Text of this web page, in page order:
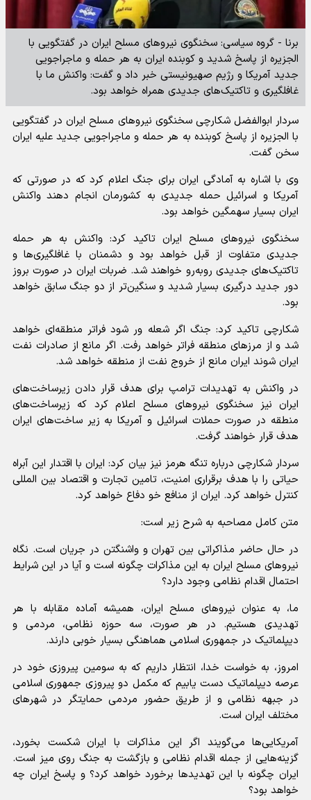
برنا - گروه سیاسی: سخنگوی نیرو‌های مسلح ایران در گفتگویی با
الجزیره از پاسخ شدید و کوبنده ایران به هر حمله و ماجراجویی
جدید آمریکا و رژیم صهیونیستی خبر داد و گفت: واکنش ما با
غافلگیری و تاکتیک‌های جدیدی همراه خواهد بود.
سردار ابوالفضل شکارچی سخنگوی نیرو‌های مسلح ایران در گفتگویی
با الجزیره از پاسخ کوبنده به هر حمله و ماجراجویی جدید علیه ایران
سخن گفت.
وی با اشاره به آمادگی ایران برای جنگ اعلام کرد که در صورتی که
آمریکا و اسرائیل حمله جدیدی به کشورمان انجام دهند واکنش
ایران بسیار سهمگین خواهد بود.
سخنگوی نیرو‌های مسلح ایران تاکید کرد: واکنش به هر حمله
جدیدی متفاوت از قبل خواهد بود و دشمنان با غافلگیری‌ها و
تاکتیک‌های جدیدی رو‌به‌رو خواهند شد. ضربات ایران در صورت بروز
دور جدید درگیری بسیار شدید و سنگین‌تر از دو جنگ سابق خواهد
بود.
شکارچی تاکید کرد: جنگ اگر شعله ور شود فراتر منطقه‌ای خواهد
شد و از مرز‌های منطقه فراتر خواهد رفت. اگر مانع از صادرات نفت
ایران شوند ایران مانع از خروج نفت از منطقه خواهد شد.
در واکنش به تهدیدات ترامپ برای هدف قرار دادن زیرساخت‌های
ایران نیز سخنگوی نیرو‌های مسلح اعلام کرد که زیرساخت‌های
منطقه در صورت حملات اسرائیل و آمریکا به زیر ساخت‌های ایران
هدف قرار خواهند گرفت.
سردار شکارچی درباره تنگه هرمز نیز بیان کرد: ایران با اقتدار این آبراه
حیاتی را با هدف برقراری امنیت، تامین تجارت و اقتصاد بین المللی
کنترل خواهد کرد. ایران از منافع خو دفاع خواهد کرد.
متن کامل مصاحبه به شرح زیر است:
در حال حاضر مذاکراتی بین تهران و واشنگتن در جریان است. نگاه
نیرو‌های مسلح ایران به این مذاکرات چگونه است و آیا در این شرایط
احتمال اقدام نظامی وجود دارد؟
ما، به عنوان نیرو‌های مسلح ایران، همیشه آماده مقابله با هر
تهدیدی هستیم. در هر صورت، سه حوزه نظامی، مردمی و
دیپلماتیک در جمهوری اسلامی هماهنگی بسیار خوبی دارند.
امروز، به خواست خدا، انتظار داریم که به سومین پیروزی خود در
عرصه دیپلماتیک دست یابیم که مکمل دو پیروزی جمهوری اسلامی
در جبهه نظامی و از طریق حضور مردمی حمایتگر در شهر‌های
مختلف ایران است.
آمریکایی‌ها می‌گویند اگر این مذاکرات با ایران شکست بخورد،
گزینه‌هایی از جمله اقدام نظامی و بازگشت به جنگ روی میز است.
ایران چگونه با این تهدید‌ها برخورد خواهد کرد؟ و پاسخ ایران چه
خواهد بود؟